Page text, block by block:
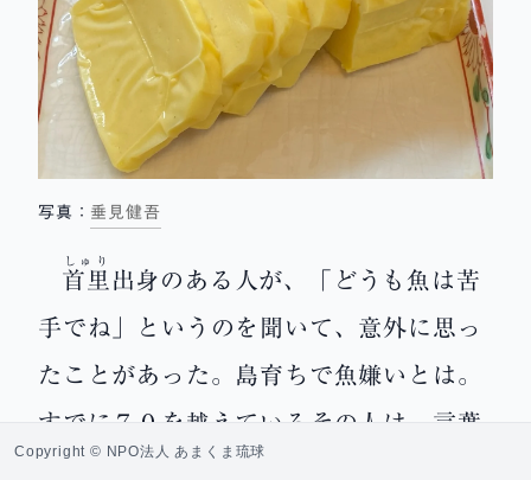
写真： 垂見健吾
首里
しゅり
出身のある人が、「どうも魚は苦
手でね」というのを聞いて、意外に思っ
たことがあった。島育ちで魚嫌いとは。
すでに７０を越えているその人は、言葉
Copyright © NPO法人 あまくま琉球